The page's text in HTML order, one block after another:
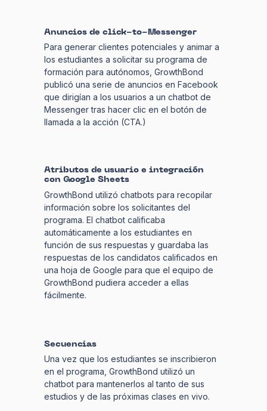
Anuncios de click-to-Messenger
Para generar clientes potenciales y animar a
los estudiantes a solicitar su programa de
formación para autónomos, GrowthBond
publicó una serie de anuncios en Facebook
que dirigían a los usuarios a un chatbot de
Messenger tras hacer clic en el botón de
llamada a la acción (CTA.)
Atributos de usuario e integración
con Google Sheets
GrowthBond utilizó chatbots para recopilar
información sobre los solicitantes del
programa. El chatbot calificaba
automáticamente a los estudiantes en
función de sus respuestas y guardaba las
respuestas de los candidatos calificados en
una hoja de Google para que el equipo de
GrowthBond pudiera acceder a ellas
fácilmente.
Secuencias
Una vez que los estudiantes se inscribieron
en el programa, GrowthBond utilizó un
chatbot para mantenerlos al tanto de sus
estudios y de las próximas clases en vivo.